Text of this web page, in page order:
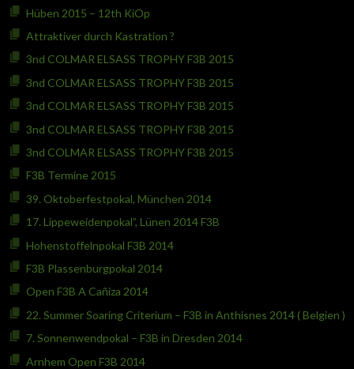
Hüben 2015 – 12th KiOp
Attraktiver durch Kastration ?
3nd COLMAR ELSASS TROPHY F3B 2015
3nd COLMAR ELSASS TROPHY F3B 2015
3nd COLMAR ELSASS TROPHY F3B 2015
3nd COLMAR ELSASS TROPHY F3B 2015
3nd COLMAR ELSASS TROPHY F3B 2015
F3B Termine 2015
39. Oktoberfestpokal, München 2014
17. Lippeweidenpokal”, Lünen 2014 F3B
Hohenstoffelnpokal F3B 2014
F3B Plassenburgpokal 2014
Open F3B A Cañiza 2014
22. Summer Soaring Criterium – F3B in Anthisnes 2014 ( Belgien )
7. Sonnenwendpokal – F3B in Dresden 2014
Arnhem Open F3B 2014